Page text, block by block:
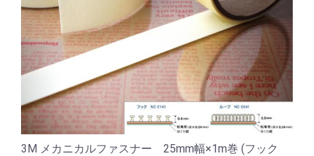
3M メカニカルファスナー 25mm幅×1m巻 (フック